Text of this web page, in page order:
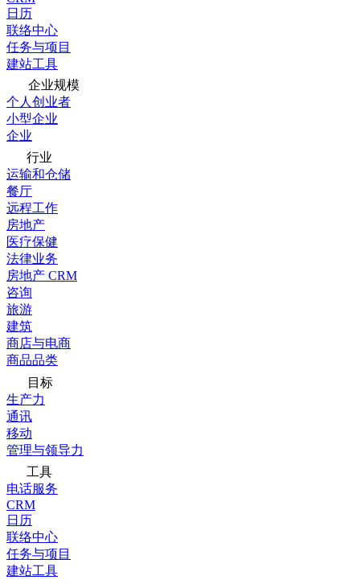
日历
联络中心
任务与项目
建站工具
企业规模
个人创业者
小型企业
企业
行业
运输和仓储
餐厅
远程工作
房地产
医疗保健
法律业务
房地产 CRM
咨询
旅游
建筑
商店与电商
商品品类
目标
生产力
通讯
移动
管理与领导力
工具
电话服务
CRM
日历
联络中心
任务与项目
建站工具